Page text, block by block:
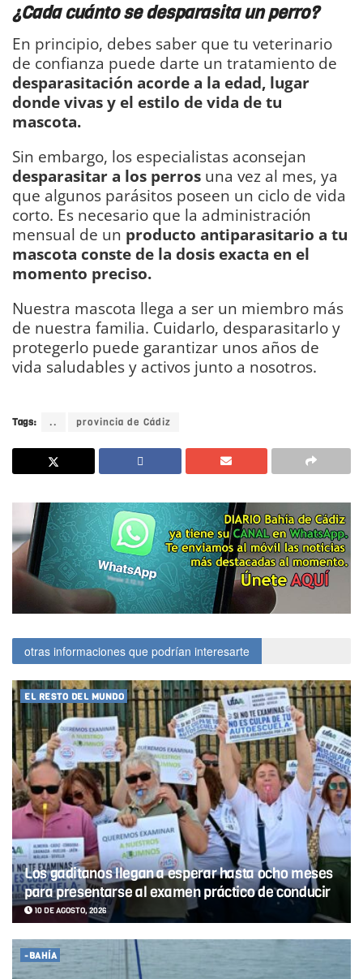
¿Cada cuánto se desparasita un perro?
En principio, debes saber que tu veterinario
de confianza puede darte un tratamiento de
desparasitación acorde a la edad, lugar
donde vivas y el estilo de vida de tu
mascota.
Sin embargo, los especialistas aconsejan
desparasitar a los perros una vez al mes, ya
que algunos parásitos poseen un ciclo de vida
corto. Es necesario que la administración
mensual de un producto antiparasitario a tu
mascota conste de la dosis exacta en el
momento preciso.
Nuestra mascota llega a ser un miembro más
de nuestra familia. Cuidarlo, desparasitarlo y
protegerlo puede garantizar unos años de
vida saludables y activos junto a nosotros.
Tags: .. provincia de Cádiz
otras informaciones que podrían interesarte
EL RESTO DEL MUNDO
Los gaditanos llegan a esperar hasta ocho meses
para presentarse al examen práctico de conducir
10 DE AGOSTO, 2026
-BAHÍA